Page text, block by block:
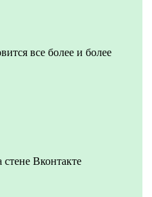
все более и более
Вконтакте